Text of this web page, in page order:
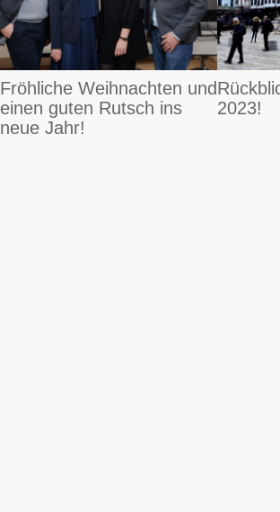
Fröhliche Weihnachten und
einen guten Rutsch ins
neue Jahr!
2023!